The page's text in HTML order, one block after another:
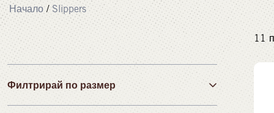
Начало / Slippers
Филтрирай по размер
11